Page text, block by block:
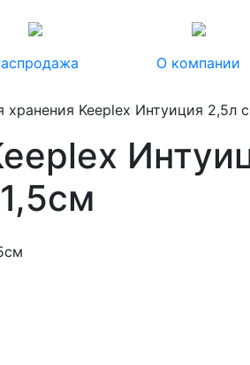
О компании
Keeplex Интуиция 2,5л